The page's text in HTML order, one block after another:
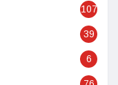
107
39
6